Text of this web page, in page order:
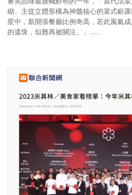
餐桌週記
享樂隨手拍
影音區
歷史區
關於Yilan
個人著作
活動實況記錄
媒體報導一覽
砌、主從立體形構為神髓核心的菜式嶄
星中，新開張餐廳比例奇高，若此風氣
的遺珠，似難再被關注。」……